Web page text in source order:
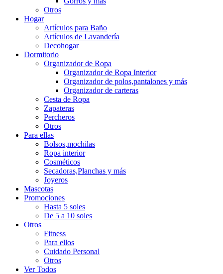
Otros
Hogar
Artículos para Baño
Artículos de Lavandería
Decohogar
Dormitorio
Organizador de Ropa
Organizador de Ropa Interior
Organizador de polos,pantalones y más
Organizador de carteras
Cesta de Ropa
Zapateras
Percheros
Otros
Para ellas
Bolsos,mochilas
Ropa interior
Cosméticos
Secadoras,Planchas y más
Joyeros
Mascotas
Promociones
Hasta 5 soles
De 5 a 10 soles
Otros
Fitness
Para ellos
Cuidado Personal
Otros
Ver Todos